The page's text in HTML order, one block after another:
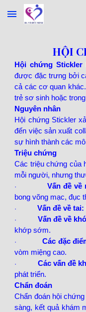
Skip to main content
HỘI
Hội chứng Stickler
được đặc trưng bởi
cả các cơ quan
trẻ sơ sinh hoặc
Nguyên nhân
Hội chứng Stickler
đến việc sản xuất
sự hình thành các
Triệu chứng
Các triệu chứng của
mỗi người, nhưng
· Vấn đề về
bong võng mạc, đục
· Vấn đề về tai:
· Vấn đề về
khớp sớm.
· Các đặc
vòm miệng cao.
· Các vấn đề
phát triển.
Chẩn đoán
Chẩn đoán hội
sàng, kết quả khám